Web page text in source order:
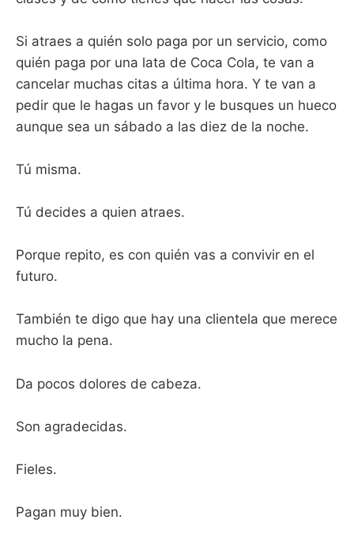
Si atraes a quién solo paga por un servicio, como
quién paga por una lata de Coca Cola, te van a
cancelar muchas citas a última hora. Y te van a
pedir que le hagas un favor y le busques un hueco
aunque sea un sábado a las diez de la noche.
Tú misma.
Tú decides a quien atraes.
Porque repito, es con quién vas a convivir en el
futuro.
También te digo que hay una clientela que merece
mucho la pena.
Da pocos dolores de cabeza.
Son agradecidas.
Fieles.
Pagan muy bien.